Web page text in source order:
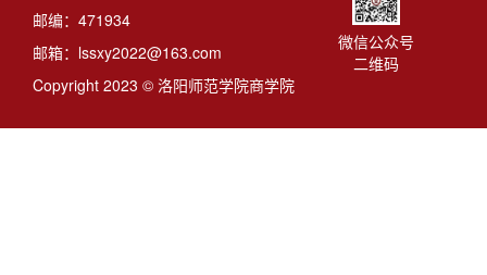
邮编：471934
邮箱：lssxy2022@163.com
Copyright 2023 © 洛阳师范学院商学院
微信公众号
二维码